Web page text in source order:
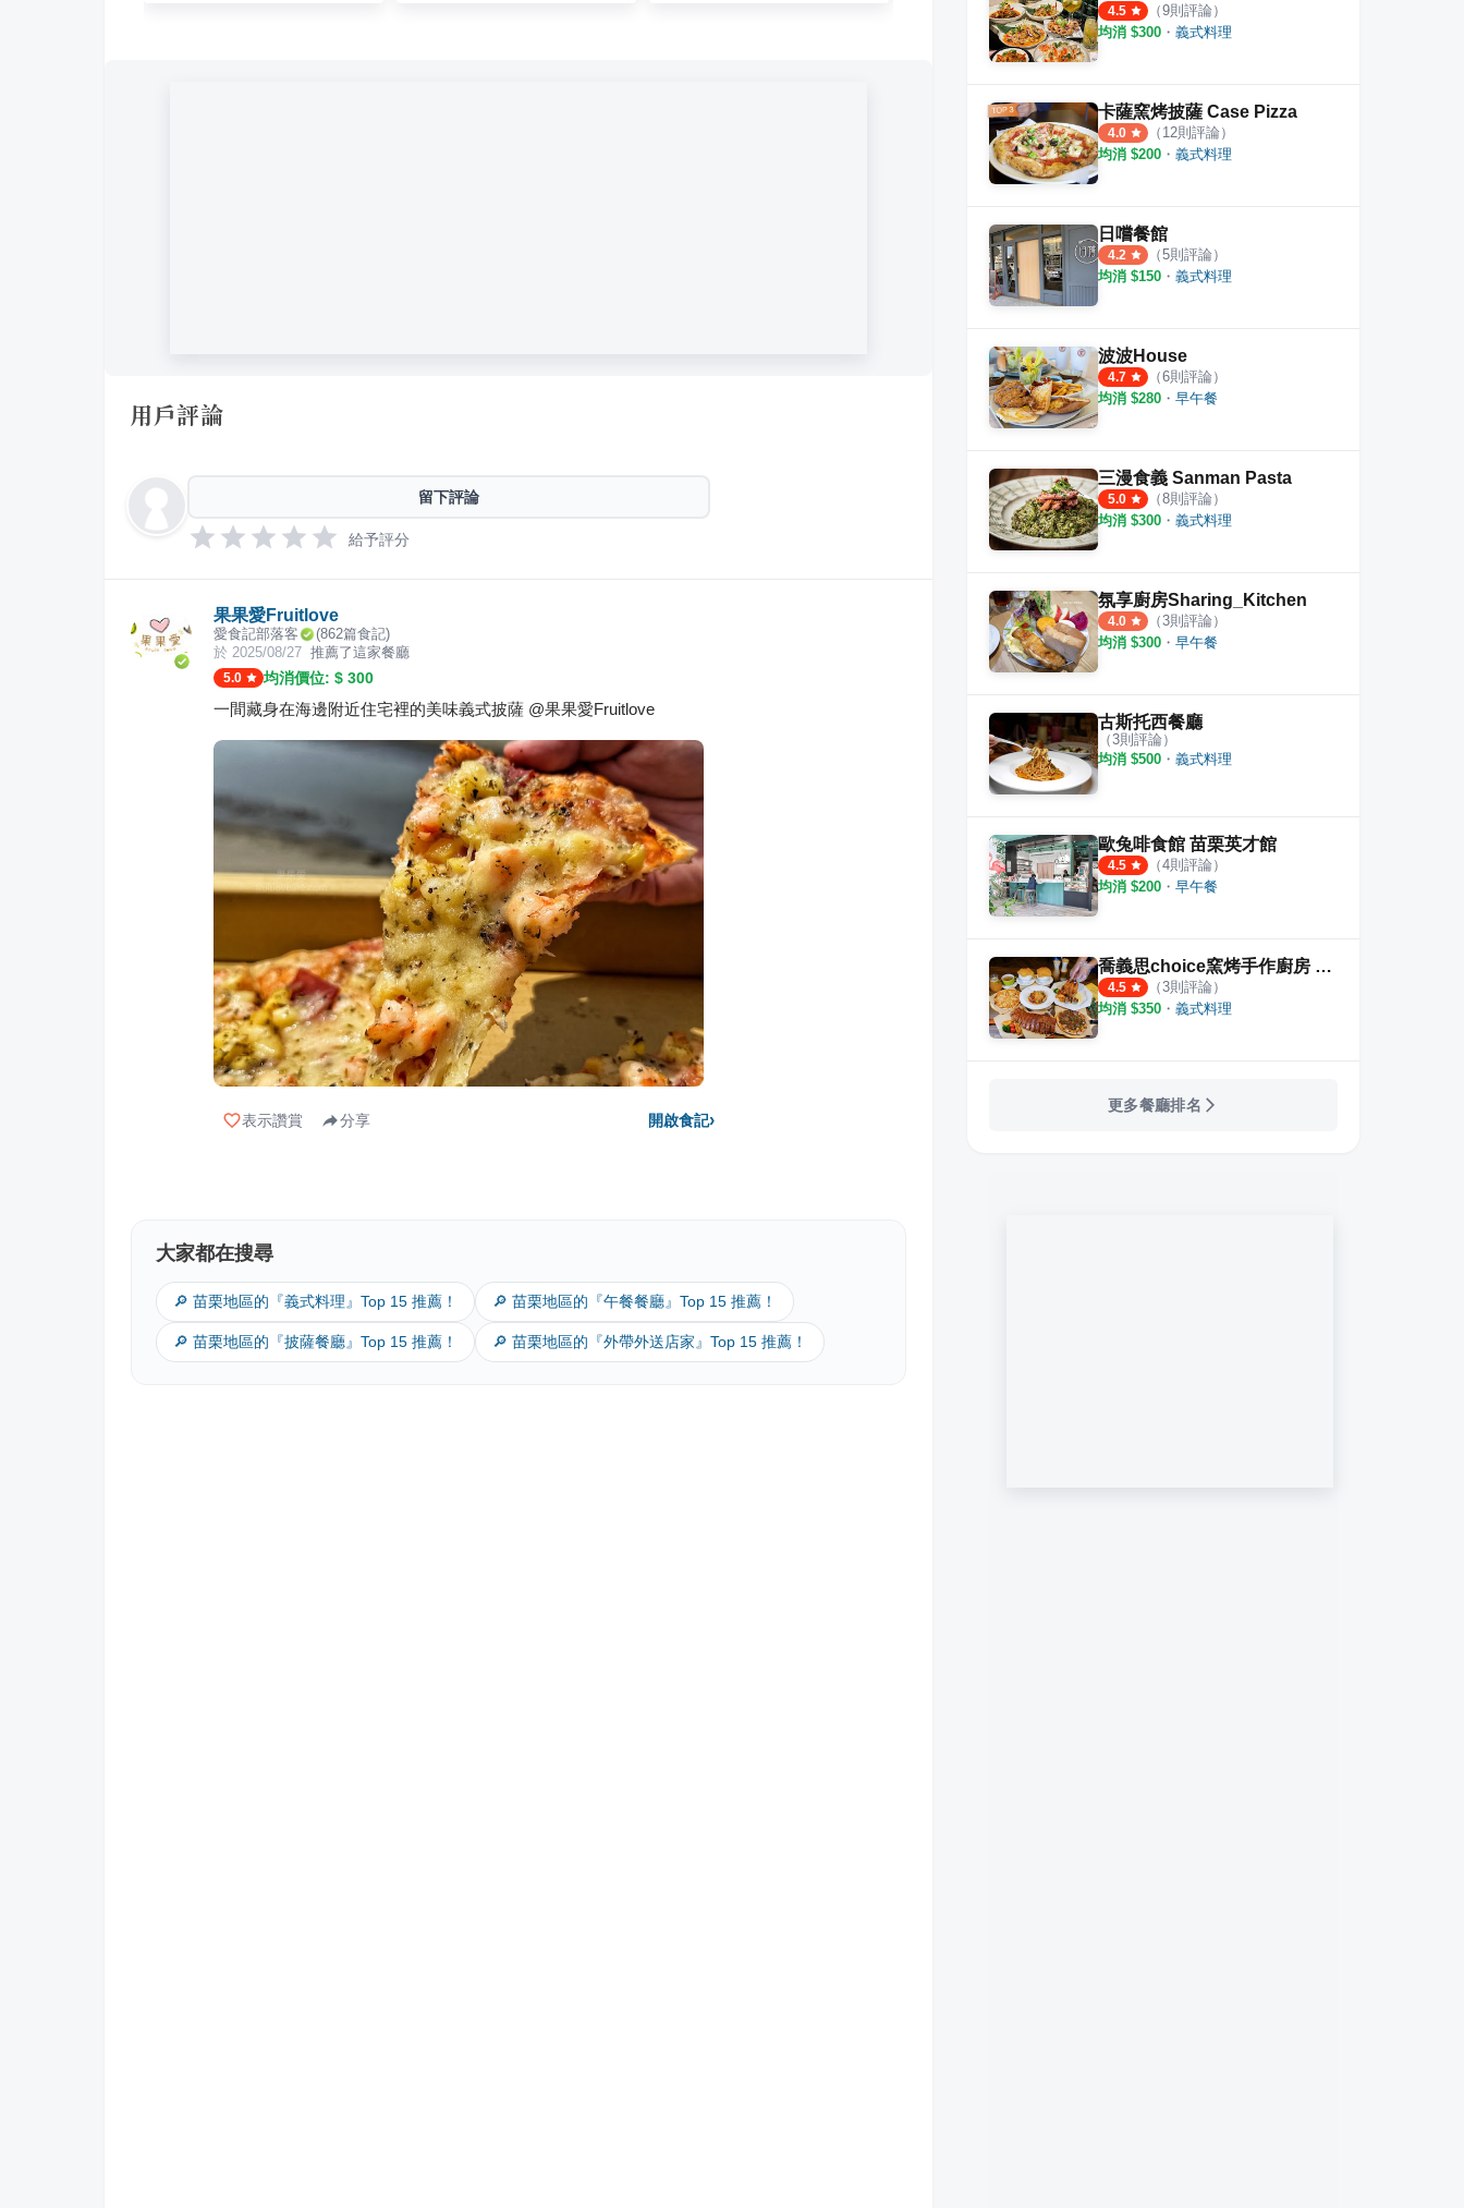
用戶評論
留下評論
給予評分
果果愛Fruitlove
愛食記部落客 (862篇食記)
於 2025/08/27 推薦了這家餐廳
5.0 均消價位: $ 300
一間藏身在海邊附近住宅裡的美味義式披薩 @果果愛Fruitlove
表示讚賞 分享 開啟食記›
大家都在搜尋
🔎 苗栗地區的『義式料理』Top 15 推薦！ 🔎 苗栗地區的『午餐餐廳』Top 15 推薦！
🔎 苗栗地區的『披薩餐廳』Top 15 推薦！ 🔎 苗栗地區的『外帶外送店家』Top 15 推薦！
4.5 （9則評論）
均消 $300 ・ 義式料理
卡薩窯烤披薩 Case Pizza
4.0 （ 12則評論）
均消 $200 ・ 義式料理
日嚐餐館
4.2 （5則評論）
均消 $150 ・ 義式料理
波波House
4.7 （6則評論）
均消 $280 ・ 早午餐
三漫食義 Sanman Pasta
5.0 （8則評論）
均消 $300 ・ 義式料理
氛享廚房Sharing_Kitchen
4.0 （3則評論）
均消 $300 ・ 早午餐
古斯托西餐廳
（3則評論）
均消 $500 ・ 義式料理
歐兔啡食館 苗栗英才館
4.5 （4則評論）
均消 $200 ・ 早午餐
喬義思choice窯烤手作廚房 苗栗尚順店
4.5 （3則評論）
均消 $350 ・ 義式料理
更多餐廳排名